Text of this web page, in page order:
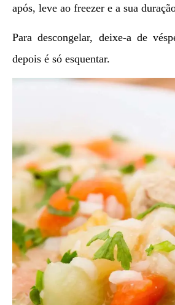
após, leve ao freezer e a sua
Para descongelar, deixe-a de
depois é só esquentar.